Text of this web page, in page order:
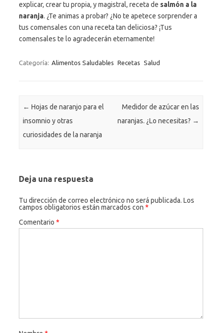
explicar, crear tu propia, y magistral, receta de salmón a la
naranja. ¿Te animas a probar? ¿No te apetece sorprender a
tus comensales con una receta tan deliciosa? ¡Tus
comensales te lo agradecerán eternamente!
Categoría: Alimentos Saludables Recetas Salud
Navegación de entradas
← Hojas de naranjo para el
insomnio y otras
curiosidades de la naranja
Medidor de azúcar en las
naranjas. ¿Lo necesitas? →
Deja una respuesta
Tu dirección de correo electrónico no será publicada. Los
campos obligatorios están marcados con *
Comentario *